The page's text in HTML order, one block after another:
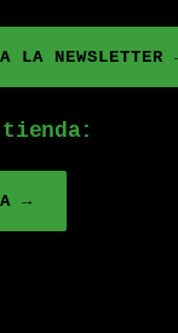
LA NEWSLETTER
→